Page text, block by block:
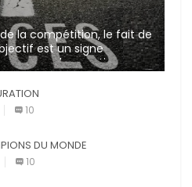
la compétition, le fait de
est un signe
source de sanctions
[…]
10
DU MONDE
10